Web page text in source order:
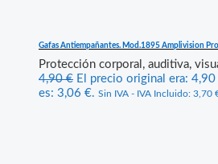
Gafas Antiempañantes. Mod.1895 Amplivision
Protección corporal, auditiva,
4,90€ El precio original era: 4,90
es: 3,06 €. Sin IVA - IVA Incluido: 3,70